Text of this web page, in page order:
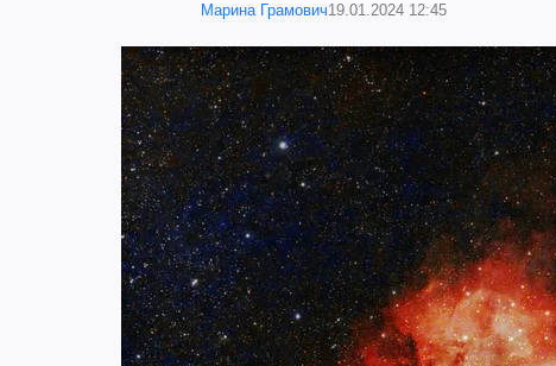
Марина Грамович19.01.2024 12:45